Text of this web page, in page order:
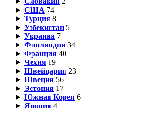
США 74
Турция 8
Узбекистан 5
Украина 7
Финляндия 34
Франция 40
Чехия 19
Швейцария 23
Швеция 56
Эстония 17
Южная Корея 6
Япония 4